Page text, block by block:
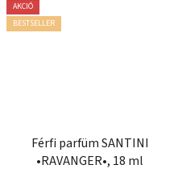
AKCIÓ
BESTSELLER
Férfi parfüm SANTINI
•RAVANGER•, 18 ml